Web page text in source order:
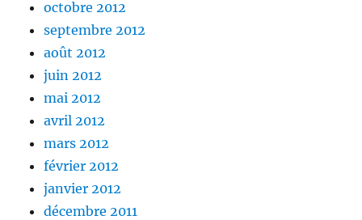
octobre 2012
septembre 2012
août 2012
juin 2012
mai 2012
avril 2012
mars 2012
février 2012
janvier 2012
décembre 2011